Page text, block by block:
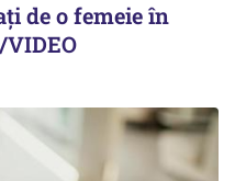
de o femeie în